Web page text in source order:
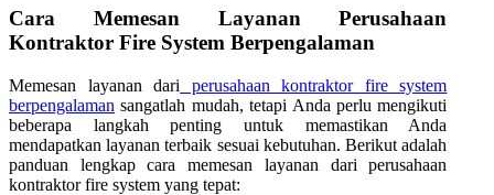
Cara Memesan Layanan Perusahaan
Kontraktor Fire System Berpengalaman
Memesan layanan dari perusahaan kontraktor fire system
berpengalaman sangatlah mudah, tetapi Anda perlu mengikuti
beberapa langkah penting untuk memastikan Anda
mendapatkan layanan terbaik sesuai kebutuhan. Berikut adalah
panduan lengkap cara memesan layanan dari perusahaan
kontraktor fire system yang tepat: